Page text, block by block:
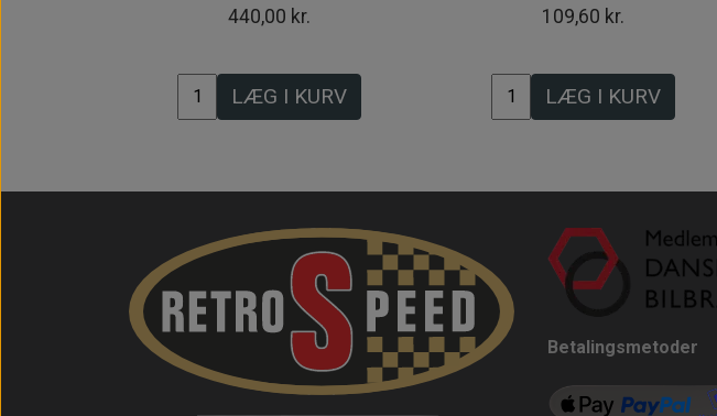
440,00 kr.
LÆG I KURV
109,60 kr.
LÆG I KURV
Betalingsmetoder